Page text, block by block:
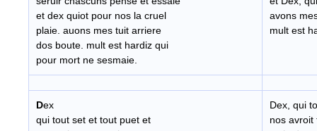
et dex quiot pour nos la cruel
plaie. auons mes tuit arriere
dos boute. mult est hardiz qui
pour mort ne sesmaie.
avons
mult est
Dex
qui tout set et tout puet et
Dex, qui
nos avroit